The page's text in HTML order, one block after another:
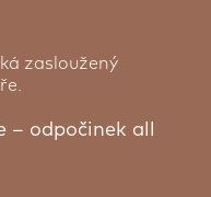
zasloužený
– odpočinek all